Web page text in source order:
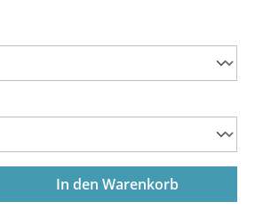
Gib den gewünschten
In den Warenkorb